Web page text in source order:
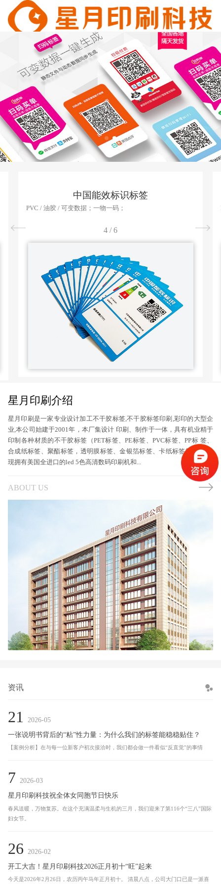
中国能效标识标签
PVC / 油胶 / 可变数据；一物一码；
4 /6
星月印刷介绍
星月印刷是一家专业设计加工不干胶标签,不干胶标签印刷,彩印的大型企
业,本公司始建于2001年，本厂集设计 印刷、制作于一体，具有机业精于
印制各种材质的不干胶标签（PET标签、PE标签、PVC标签、PP标 签、
合成纸标签、聚酯标签，透明膜标签、金银箔标签、卡纸标签等） 公司
现拥有美国全进口的led 5色高清数码印刷机和...
ABOUT US
资讯
21
2026-05
一张说明书背后的“粘”性力量：为什么我们的标签能稳稳贴住？
【案例分析】在与每一位新客户初次接洽时，我们都会做一件看似“反直觉”的事情
7 2026-03
星月印刷科技祝全体女同胞节日快乐
春风送暖，万物复苏。在这个充满温柔与生机的三月，我们迎来了第116个“三八”国际
妇女节。
26
2026-02
开工大吉！星月印刷科技2026正月初十“旺”起来
今天是2026年2月26日，农历丙午马年正月初十。 清晨八点，公司大门口已是一派喜